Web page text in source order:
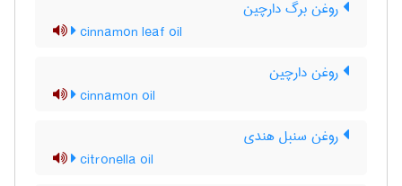
روغن برگ دارچین
cinnamon leaf oil
روغن دارچین
cinnamon oil
روغن سنبل هندی
citronella oil